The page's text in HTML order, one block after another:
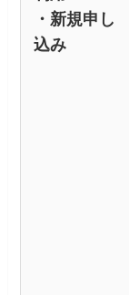
・新規申し
込み